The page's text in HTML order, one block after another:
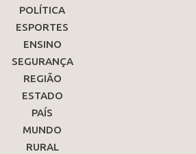
POLÍTICA
ESPORTES
ENSINO
SEGURANÇA
REGIÃO
ESTADO
PAÍS
MUNDO
RURAL